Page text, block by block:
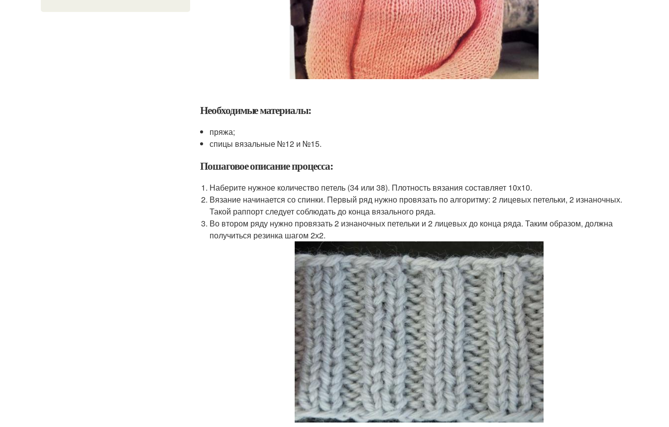
Необходимые материалы:
пряжа;
спицы вязальные №12 и №15.
Пошаговое описание процесса:
Наберите нужное количество петель (34 или 38). Плотность вязания составляет 10х10.
Вязание начинается со спинки. Первый ряд нужно провязать по алгоритму: 2 лицевых петельки, 2 изнаночных.
Такой раппорт следует соблюдать до конца вязального ряда.
Во втором ряду нужно провязать 2 изнаночных петельки и 2 лицевых до конца ряда. Таким образом, должна
получиться резинка шагом 2х2.